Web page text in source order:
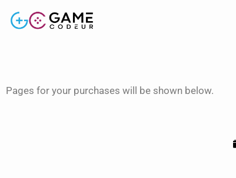
Pages for your purchases will be shown below.